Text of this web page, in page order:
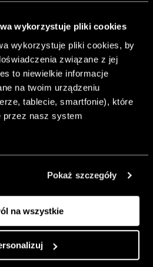
wykorzystuje pliki cookies
wykorzystuje pliki cookies, by
związane z jej
to niewielkie informacje
na twoim urządzeniu
tablecie, smartfonie), które
przez nasz system
Pokaż szczegóły
na wszystkie
40.
bardziej
Odważ się
go
jako
wyjścia
wnętrz